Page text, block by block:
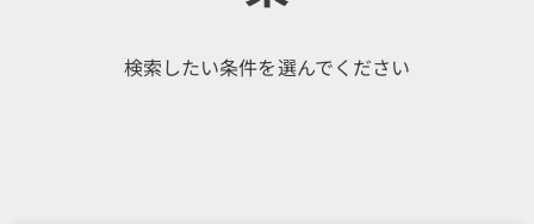
検索したい条件を選んでください